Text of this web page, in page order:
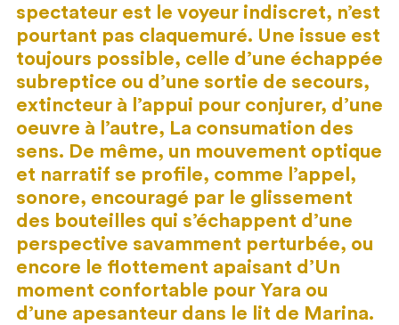
spectateur est le voyeur indiscret, n’est
pourtant pas claquemuré. Une issue est
toujours possible, celle d’une échappée
subreptice ou d’une sortie de secours,
extincteur à l’appui pour conjurer, d’une
oeuvre à l’autre, La consumation des
sens. De même, un mouvement optique
et narratif se profile, comme l’appel,
sonore, encouragé par le glissement
des bouteilles qui s’échappent d’une
perspective savamment perturbée, ou
encore le flottement apaisant d’Un
moment confortable pour Yara ou
d’une apesanteur dans le lit de Marina.